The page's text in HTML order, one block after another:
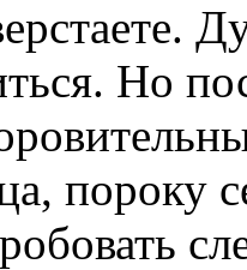
Но
пороку